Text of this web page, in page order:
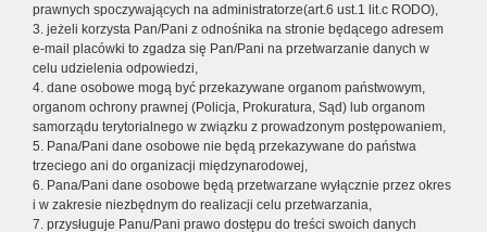
prawnych spoczywających na administratorze(art.6 ust.1 lit.c RODO),
3. jeżeli korzysta Pan/Pani z odnośnika na stronie będącego adresem
e-mail placówki to zgadza się Pan/Pani na przetwarzanie danych w
celu udzielenia odpowiedzi,
4. dane osobowe mogą być przekazywane organom państwowym,
organom ochrony prawnej (Policja, Prokuratura, Sąd) lub organom
samorządu terytorialnego w związku z prowadzonym postępowaniem,
5. Pana/Pani dane osobowe nie będą przekazywane do państwa
trzeciego ani do organizacji międzynarodowej,
6. Pana/Pani dane osobowe będą przetwarzane wyłącznie przez okres
i w zakresie niezbędnym do realizacji celu przetwarzania,
7. przysługuje Panu/Pani prawo dostępu do treści swoich danych